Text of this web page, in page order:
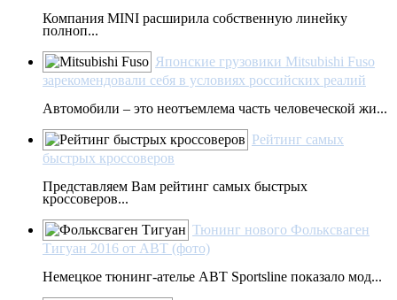
Компания MINI расширила собственную линейку
полноп...
Японские грузовики Mitsubishi Fuso
зарекомендовали себя в условиях российских реалий
Автомобили – это неотъемлема часть человеческой жи...
Рейтинг самых
быстрых кроссоверов
Представляем Вам рейтинг самых быстрых
кроссоверов...
Тюнинг нового Фольксваген
Тигуан 2016 от ABT (фото)
Немецкое тюнинг-ателье ABT Sportsline показало мод...